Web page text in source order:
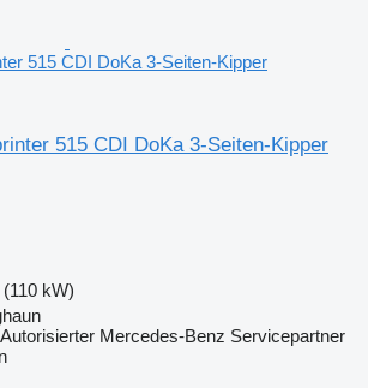
515 CDI DoKa 3-Seiten-Kipper
515 CDI DoKa 3-Seiten-Kipper
kW)
Mercedes-Benz Servicepartner